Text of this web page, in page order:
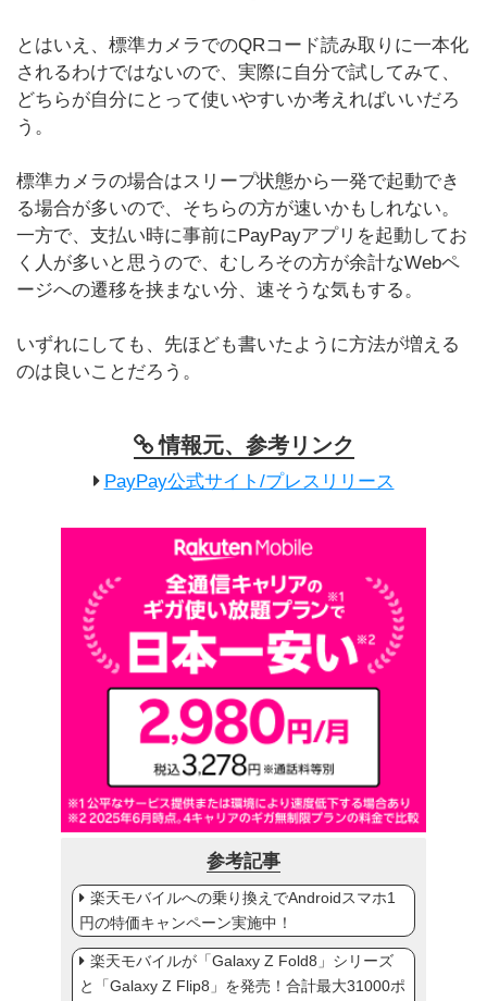
とはいえ、標準カメラでのQRコード読み取りに一本化
されるわけではないので、実際に自分で試してみて、
どちらが自分にとって使いやすいか考えればいいだろ
う。
標準カメラの場合はスリープ状態から一発で起動でき
る場合が多いので、そちらの方が速いかもしれない。
一方で、支払い時に事前にPayPayアプリを起動してお
く人が多いと思うので、むしろその方が余計なWebペ
ージへの遷移を挟まない分、速そうな気もする。
いずれにしても、先ほども書いたように方法が増える
のは良いことだろう。
情報元、参考リンク
PayPay公式サイト/プレスリリース
参考記事
楽天モバイルへの乗り換えでAndroidスマホ1
円の特価キャンペーン実施中！
楽天モバイルが「Galaxy Z Fold8」シリーズ
と「Galaxy Z Flip8」を発売！合計最大31000ポ